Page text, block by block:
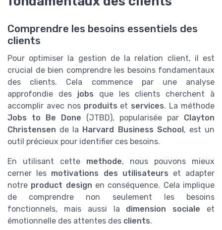
Comprendre les besoins essentiels des
clients
Pour optimiser la gestion de la relation client, il est
crucial de bien comprendre les besoins fondamentaux
des clients. Cela commence par une analyse
approfondie des jobs que les clients cherchent à
accomplir avec nos produits et services. La méthode
Jobs to Be Done (JTBD), popularisée par Clayton
Christensen de la Harvard Business School, est un
outil précieux pour identifier ces besoins.
En utilisant cette methode, nous pouvons mieux
cerner les motivations des utilisateurs et adapter
notre product design en conséquence. Cela implique
de comprendre non seulement les besoins
fonctionnels, mais aussi la dimension sociale et
émotionnelle des attentes des clients.